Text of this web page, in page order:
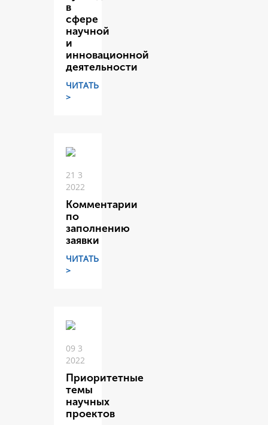
в
сфере
научной
и
инновационной
деятельности
ЧИТАТЬ
>
21 3
2022
Комментарии
по
заполнению
заявки
ЧИТАТЬ
>
09 3
2022
Приоритетные
темы
научных
проектов